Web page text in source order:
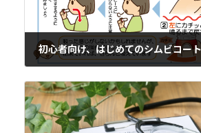
初心者向け、はじめてのシムビコー